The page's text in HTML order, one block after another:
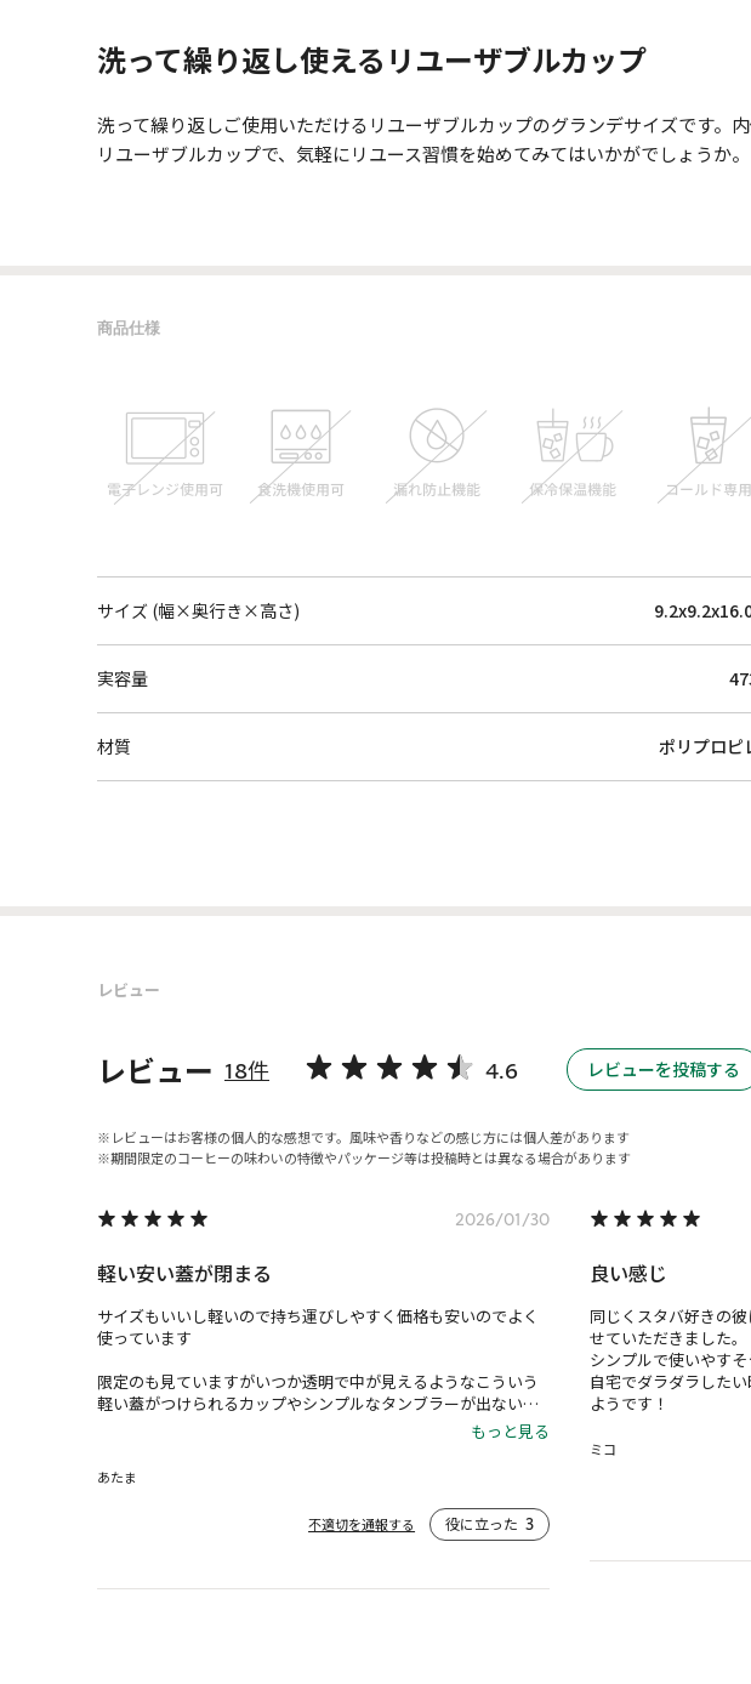
洗って繰り返し使えるリユーザブルカップ
洗って繰り返しご使用いただけるリユーザブルカップのグランデサイズです。
リユーザブルカップで、気軽にリユース習慣を始めてみてはいかがでしょうか。
商品仕様
サイズ (幅×奥行き×高さ)
実容量
材質 ポリプロピ
レビュー
レビュー 18件 4.6 レビューを投稿する
レビューはお客様の個人的な感想です。風味や香りなどの感じ方には個人差があります
期間限定のコーヒーの味わいの特徴やパッケージ等は投稿時とは異なる場合があります
2026/01/30
軽い安い蓋が閉まる
サイズもいいし軽いので持ち運びしやすく価格も安いのでよく
使っています
限定のも見ていますがいつか透明で中が見えるようなこういう
軽い蓋がつけられるカップやシンプルなタンブラーが出ないか
いものが欲しいです
蓋を閉めるとホイップ潰れたりするし大きめのを持ち歩きたい
のに透明はグラスか小さいサイズしかなくテイクアウトするに
もっと見る
あたま
不適切を通報する 役に立った 3
良い感じ
同じくスタバ好きの
せていただきました。
シンプルで使いやす
自宅でダラダラした
ようです！
ミコ